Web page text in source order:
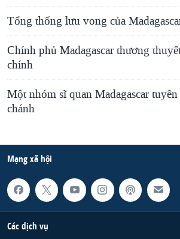
Tổng thống lưu vong của
Chính phủ Madagascar thương
chính
Một nhóm sĩ quan Madagascar
chánh
Mạng xã hội
Các dịch vụ